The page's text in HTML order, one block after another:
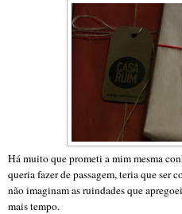
Há muito que prometi a mim mesma
queria fazer de passagem, teria que ser
não imaginam as ruindades que
mais tempo.